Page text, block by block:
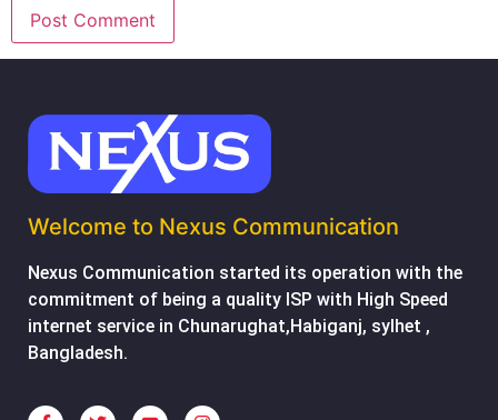
Welcome to Nexus Communication
Nexus Communication started its operation with the
commitment of being a quality ISP with High Speed
internet service in Chunarughat,Habiganj, sylhet ,
Bangladesh.